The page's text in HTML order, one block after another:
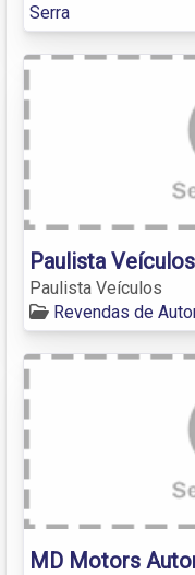
Serra
Paulista Veículos
Paulista Veículos
Revendas de
MD Motors